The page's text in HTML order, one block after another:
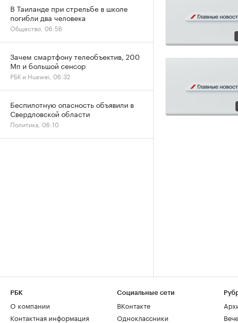
В Таиланде при стрельбе в школе
погибли два человека
Общество, 06:56
Зачем смартфону телеобъектив, 200
Мп и большой сенсор
РБК и Huawei, 06:32
Беспилотную опасность объявили в
Свердловской области
Политика, 06:10
РБК
О компании
Контактная информация
Социальные сети
ВКонтакте
Одноклассники